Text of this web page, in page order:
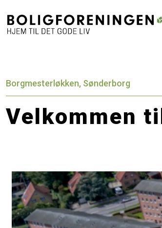
Borgmesterløkken, Sønderborg
Velkommen